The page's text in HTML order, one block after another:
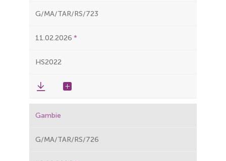
G/MA/TAR/RS/723
11.02.2026
HS2022
Gambie
G/MA/TAR/RS/726